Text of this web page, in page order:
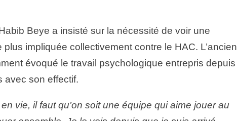
Beye a insisté sur la nécessité de voir une
impliquée collectivement contre le HAC. L’ancien
évoqué le travail psychologique entrepris depuis
avec son effectif.
vie, il faut qu’on soit une équipe qui aime jouer au